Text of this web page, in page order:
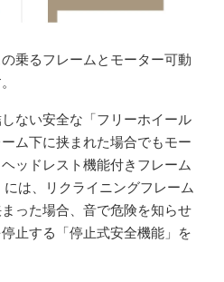
乗るフレームとモーター可動
ない安全な「フリーホイール
ム下に挟まれた場合でもモー
ッドレスト機能付きフレーム
は、リクライニングフレーム
った場合、音で危険を知らせ
止する「停止式安全機能」を